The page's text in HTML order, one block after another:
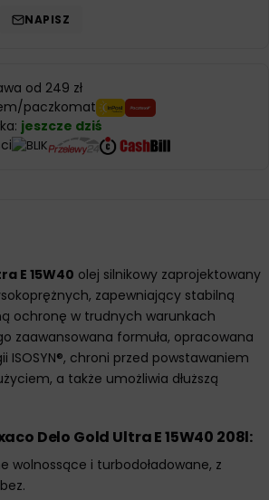
NAPISZ
od 249 zł
paczkomat
jeszcze dziś
E 15W40 olej silnikowy zaprojektowany
zapewniający stabilną
ochronę w trudnych warunkach
zaawansowana formuła, opracowana
ISOSYN®, chroni przed powstawaniem
a także umożliwia dłuższą
Delo Gold Ultra E 15W40 208l:
wolnossące i turbodoładowane, z